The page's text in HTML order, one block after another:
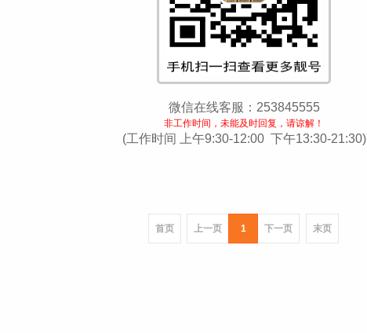
微信在线客服：253845555
非工作时间，未能及时回复，请谅解！
(工作时间 上午9:30-12:00 下午13:30-21:30)
首页 上一页 1 下一页 末页